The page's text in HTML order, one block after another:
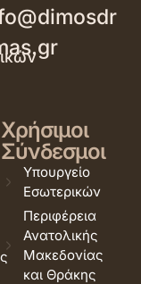
Χρήσιμοι
Σύνδεσμοι
Υπουργείο
Εσωτερικών
Περιφέρεια
Ανατολικής
Μακεδονίας
και Θράκης